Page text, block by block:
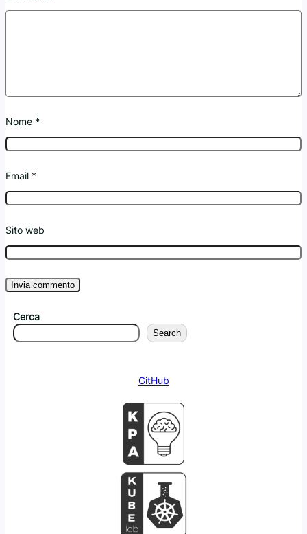
Nome *
Email *
Sito web
Cerca
Search
GitHub